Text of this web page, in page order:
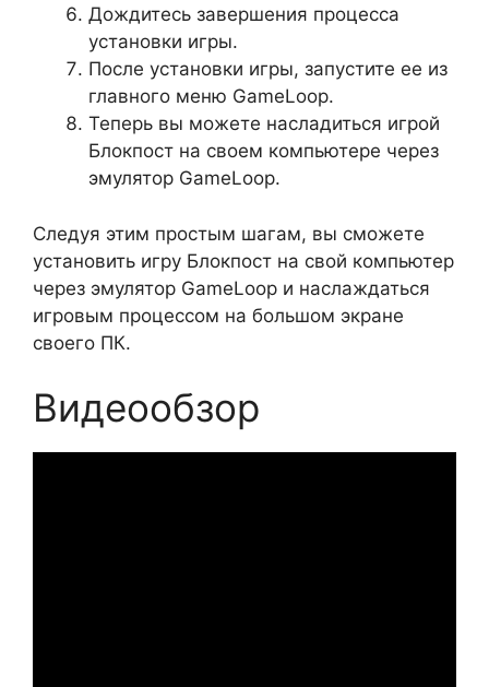
Дождитесь завершения процесса
установки игры.
После установки игры, запустите ее из
главного меню GameLoop.
Теперь вы можете насладиться игрой
Блокпост на своем компьютере через
эмулятор GameLoop.
Следуя этим простым шагам, вы сможете
установить игру Блокпост на свой компьютер
через эмулятор GameLoop и наслаждаться
игровым процессом на большом экране
своего ПК.
Видеообзор